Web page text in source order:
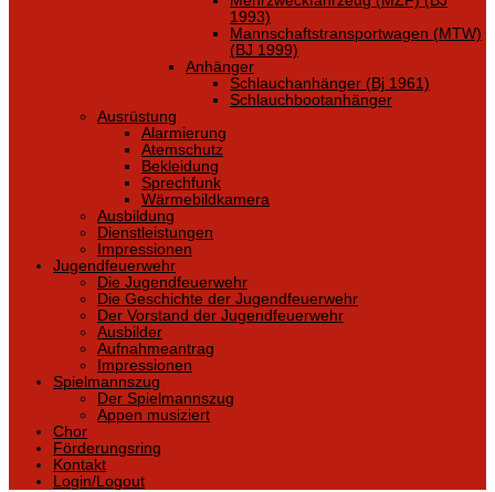
1993)
Mannschaftstransportwagen (MTW)
(BJ 1999)
Anhänger
Schlauchanhänger (Bj 1961)
Schlauchbootanhänger
Ausrüstung
Alarmierung
Atemschutz
Bekleidung
Sprechfunk
Wärmebildkamera
Ausbildung
Dienstleistungen
Impressionen
Jugendfeuerwehr
Die Jugendfeuerwehr
Die Geschichte der Jugendfeuerwehr
Der Vorstand der Jugendfeuerwehr
Ausbilder
Aufnahmeantrag
Impressionen
Spielmannszug
Der Spielmannszug
Appen musiziert
Chor
Förderungsring
Kontakt
Login/Logout